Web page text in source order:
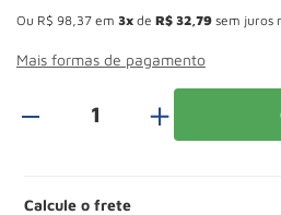
Ou R$ 98 37 em 3 de R$ 32 79 sem juros
Mais formas de pagamento
＋
Calcule o frete
10º Paleteira